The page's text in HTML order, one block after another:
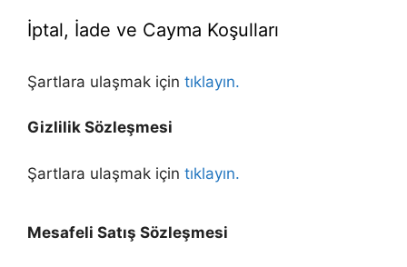
İptal, İade ve Cayma Koşulları
Şartlara ulaşmak için tıklayın.
Gizlilik Sözleşmesi
Şartlara ulaşmak için tıklayın.
Mesafeli Satış Sözleşmesi